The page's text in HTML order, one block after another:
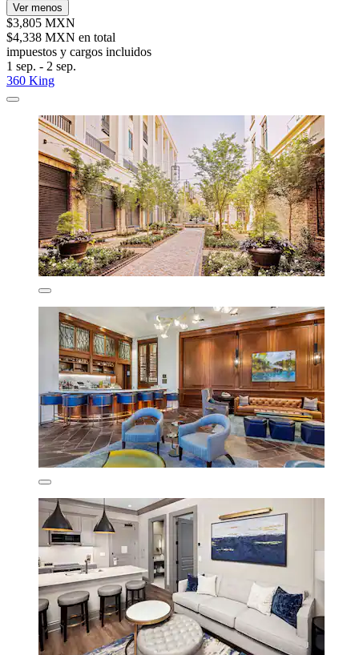
Ver menos
$3,805 MXN
$4,338 MXN en total
impuestos y cargos incluidos
1 sep. - 2 sep.
360 King